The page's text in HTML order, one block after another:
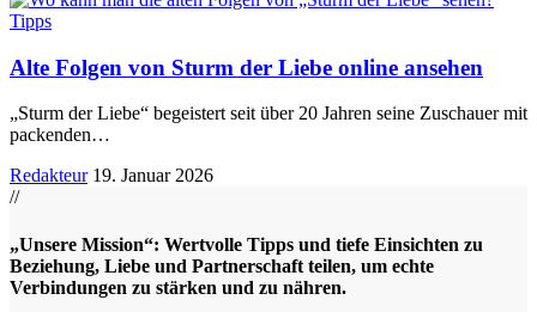
Tipps
Alte Folgen von Sturm der Liebe online ansehen
„Sturm der Liebe“ begeistert seit über 20 Jahren seine Zuschauer mit
packenden…
Redakteur 19. Januar 2026
//
„Unsere Mission“: Wertvolle Tipps und tiefe Einsichten zu
Beziehung, Liebe und Partnerschaft teilen, um echte
Verbindungen zu stärken und zu nähren.